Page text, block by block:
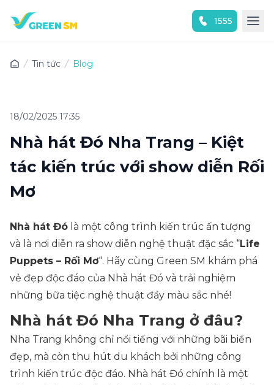
1555
Tin tức Blog
18/02/2025 17:35
Nhà hát Đó Nha Trang – Kiệt
tác kiến trúc với show diễn Rối
Mơ
Nhà hát Đó là một công trình kiến trúc ấn tượng
và là nơi diễn ra show diễn nghệ thuật đặc sắc “Life
Puppets – Rối Mơ“. Hãy cùng Green SM khám phá
vẻ đẹp độc đáo của Nhà hát Đó và trải nghiệm
những bữa tiệc nghệ thuật đầy màu sắc nhé!
Nhà hát Đó Nha Trang ở đâu?
Nha Trang không chỉ nổi tiếng với những bãi biển
đẹp, mà còn thu hút du khách bởi những công
trình kiến trúc độc đáo. Nhà hát Đó chính là một